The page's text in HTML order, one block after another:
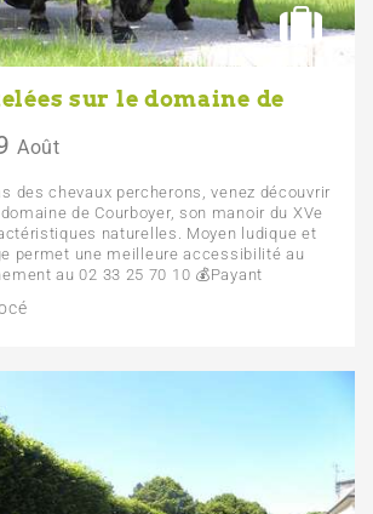
sur le domaine de
Août
des chevaux percherons, venez découvrir
de Courboyer, son manoir du XVe
naturelles. Moyen ludique et
permet une meilleure accessibilité au
au 02 33 25 70 10 💰 Payant